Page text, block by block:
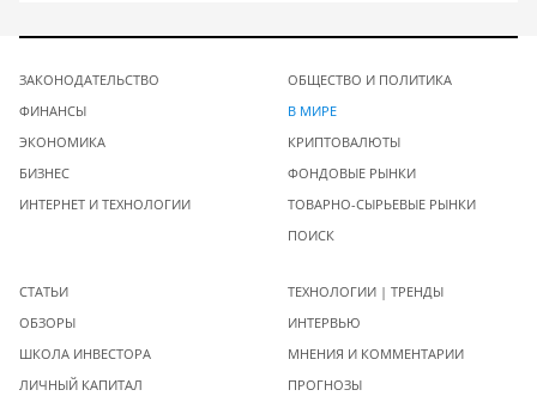
ЗАКОНОДАТЕЛЬСТВО
ФИНАНСЫ
ЭКОНОМИКА
БИЗНЕС
ИНТЕРНЕТ И ТЕХНОЛОГИИ
ОБЩЕСТВО И ПОЛИТИКА
В МИРЕ
КРИПТОВАЛЮТЫ
ФОНДОВЫЕ РЫНКИ
ТОВАРНО-СЫРЬЕВЫЕ РЫНКИ
ПОИСК
СТАТЬИ
ОБЗОРЫ
ШКОЛА ИНВЕСТОРА
ЛИЧНЫЙ КАПИТАЛ
ТЕХНОЛОГИИ | ТРЕНДЫ
ИНТЕРВЬЮ
МНЕНИЯ И КОММЕНТАРИИ
ПРОГНОЗЫ